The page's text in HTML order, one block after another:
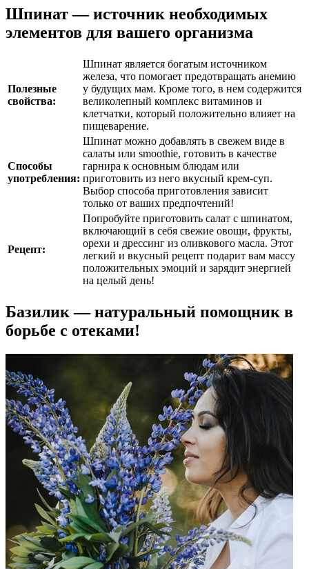
Шпинат — источник необходимых
элементов для вашего организма
Полезные
свойства:
Шпинат является богатым источником
железа, что помогает предотвращать анемию
у будущих мам. Кроме того, в нем содержится
великолепный комплекс витаминов и
клетчатки, который положительно влияет на
пищеварение.
Способы
употребления:
Шпинат можно добавлять в свежем виде в
салаты или smoothie, готовить в качестве
гарнира к основным блюдам или
приготовить из него вкусный крем-суп.
Выбор способа приготовления зависит
только от ваших предпочтений!
Рецепт:
Попробуйте приготовить салат с шпинатом,
включающий в себя свежие овощи, фрукты,
орехи и дрессинг из оливкового масла. Этот
легкий и вкусный рецепт подарит вам массу
положительных эмоций и зарядит энергией
на целый день!
Базилик — натуральный помощник в
борьбе с отеками!